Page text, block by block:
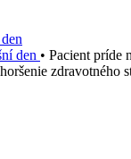
• Pacient príde
zdravotného